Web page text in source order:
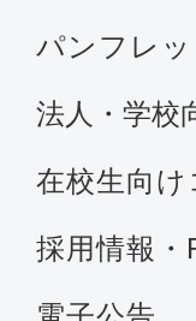
パンフレ
法人・学校
在校生向
採用情報